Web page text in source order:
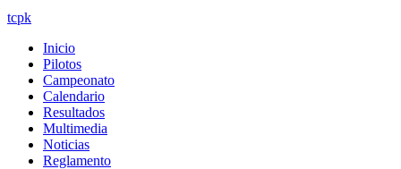
tcpk
Inicio
Pilotos
Campeonato
Calendario
Resultados
Multimedia
Noticias
Reglamento